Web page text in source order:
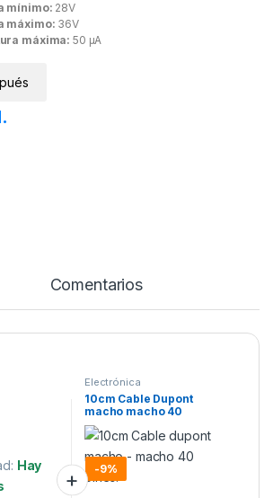
mínimo: 28V
máximo: 36V
máxima: 50 µA
Comentarios
Hay
Electrónica
10cm Cable Dupont
macho macho 40
pines.
-9%